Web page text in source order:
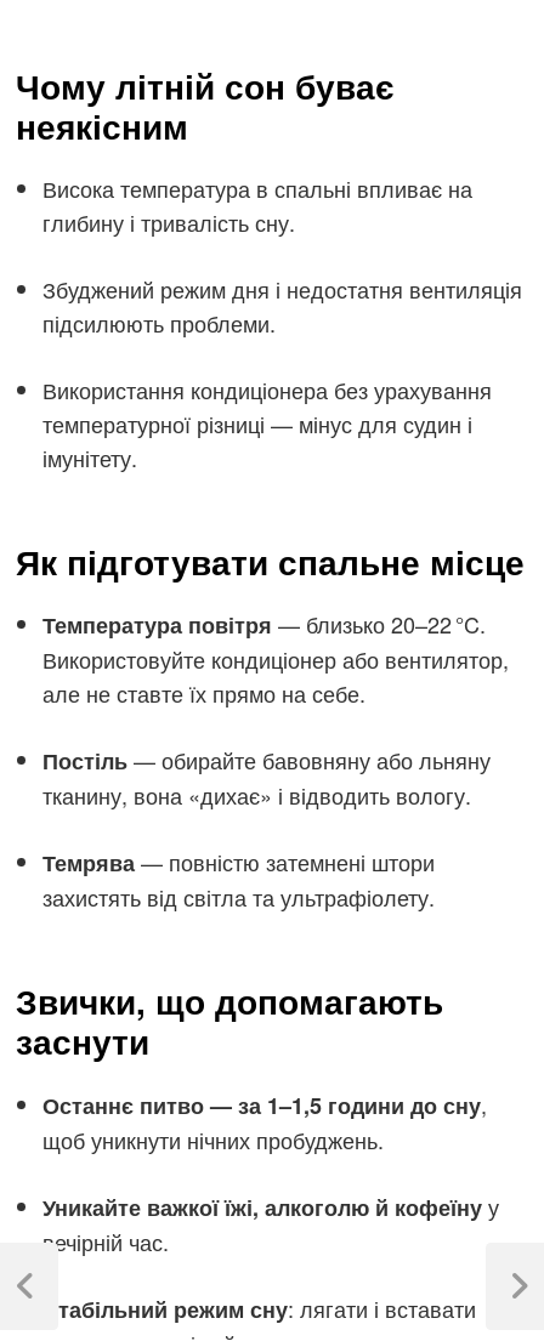
Чому літній сон буває
неякісним
Висока температура в спальні впливає на
глибину і тривалість сну.
Збуджений режим дня і недостатня вентиляція
підсилюють проблеми.
Використання кондиціонера без урахування
температурної різниці — мінус для судин і
імунітету.
Як підготувати спальне місце
Температура повітря — близько 20–22 °C.
Використовуйте кондиціонер або вентилятор,
але не ставте їх прямо на себе.
Постіль— обирайте бавовняну або льняну
тканину, вона «дихає» і відводить вологу.
Темрява— повністю затемнені штори
захистять від світла та ультрафіолету.
Звички, що допомагають
заснути
Останнє питво — за 1–1,5 години до сну,
щоб уникнути нічних пробуджень.
Уникайте важкої їжі, алкоголю й кофеїнуу
вечірній час.
Стабільний режим сну: лягати і вставати
Навігація
записів
Previous
Next